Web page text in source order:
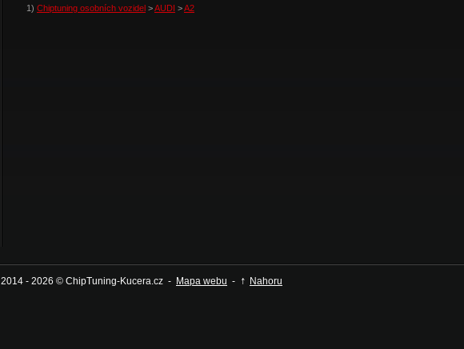
1) Chiptuning osobních vozidel >AUDI >A2
2014 - 2026 © ChipTuning-Kucera.cz - Mapa webu - ↑ Nahoru